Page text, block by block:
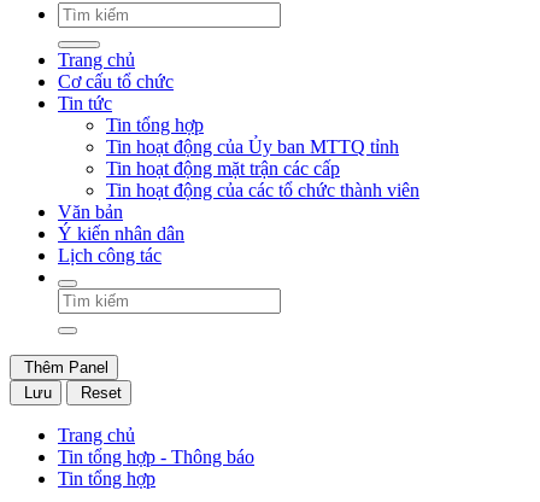
Trang chủ
Cơ cấu tổ chức
Tin tức
Tin tổng hợp
Tin hoạt động của Ủy ban MTTQ tỉnh
Tin hoạt động mặt trận các cấp
Tin hoạt động của các tổ chức thành viên
Văn bản
Ý kiến nhân dân
Lịch công tác
Thêm Panel
Lưu
Reset
Trang chủ
Tin tổng hợp - Thông báo
Tin tổng hợp